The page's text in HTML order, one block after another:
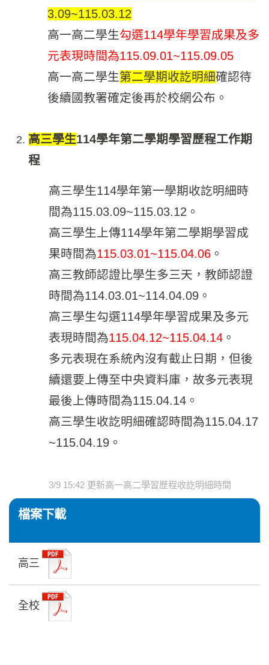
3.09~115.03.12
高一高二學生勾選114學年學習成果及多
元表現時間為115.09.01~115.09.05
高一高二學生第二學期收訖明細確認待
後續國教署確定後再於校網公布。
高三學生114學年第二學期學習歷程工作期
程
高三學生114學年第一學期收訖明細時
間為115.03.09~115.03.12。
高三學生上傳114學年第二學期學習成
果時間為115.03.01~115.04.06 。
高三教師認證比學生多三天，教師認證
時間為114.03.01~114.04.09。
高三學生勾選114學年學習成果及多元
表現時間為115.04.12~115.04.14 。
多元表現在系統內沒有截止日期，但後
續還要上傳至中央資料庫，故多元表現
最後上傳時間為115.04.14。
高三學生收訖明細確認時間為115.04.17
~115.04.19。
3/9 15:42 更新高一高二學習歷程收訖明細時間
檔案下載
高三
全校